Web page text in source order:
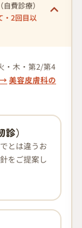
費診療）
・2回目以
・木・第2/第4
→ 美容皮膚科の
）
とは違うお
をご提案し